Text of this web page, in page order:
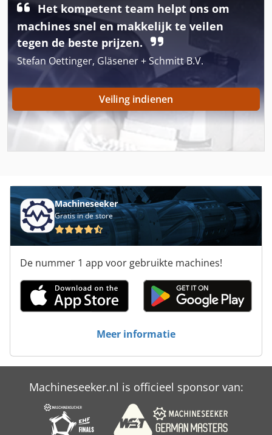
Foliant 520
Gestetner 411 Cd
Hp Designjet 500
Hp Indigo 3000
Hp Indigo 3050
Kondia B 500
Xeikon 3300
Xeikon 5000
Xeikon 8000
Xeikon 8500
Xerox 7425
Xerox C 60
Xerox Igen 4
Xerox J 75
Het kompetent team helpt ons om
machines snel en makkelijk te veilen
tegen de beste prijzen.
Stefan Oettinger, Gläsener + Schmitt B.V.
Veiling indienen
Machineseeker
Gratis in de store
De nummer 1 app voor gebruikte machines!
Meer informatie
Machineseeker.nl is officieel sponsor van: